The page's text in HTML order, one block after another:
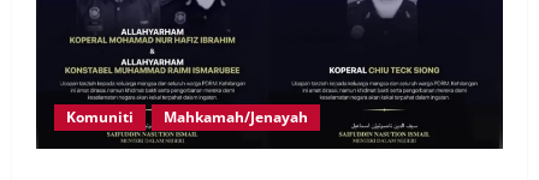
Komuniti Mahkamah/Jenayah